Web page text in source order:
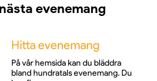
evenemang
Hitta evenemang
På vår hemsida kan du bläddra
bland hundratals evenemang. Du